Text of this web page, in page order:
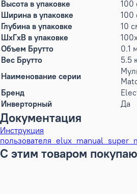
Высота в упаковке
100
Ширина в упаковке
100
Глубина в упаковке
10
ШxГxВ в упаковке
Объем Брутто
0.1
Вес Брутто
5.5
Наименование серии
Бренд
Инверторный
Да
Документация
Инструкция
С этим товаром